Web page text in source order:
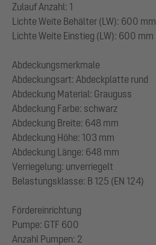
Zulauf Anzahl: 1
Lichte Weite Behälter (LW): 600 mm
Lichte Weite Einstieg (LW): 600 mm
Abdeckungsmerkmale
Abdeckungsart: Abdeckplatte rund
Abdeckung Material: Grauguss
Abdeckung Farbe: schwarz
Abdeckung Breite: 648 mm
Abdeckung Höhe: 103 mm
Abdeckung Länge: 648 mm
Verriegelung: unverriegelt
Belastungsklasse: B 125 (EN 124)
Fördereinrichtung
Pumpe: GTF 600
Anzahl Pumpen: 2